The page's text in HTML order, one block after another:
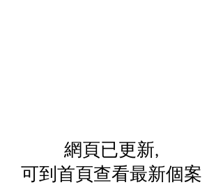
​網頁已更新,
可到首頁查看最新個案